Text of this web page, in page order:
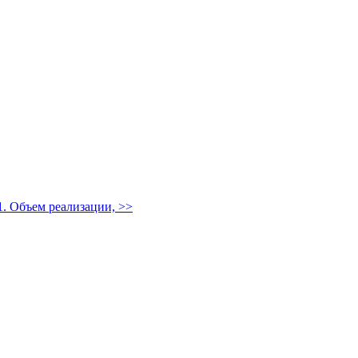
Объем реализации, >>